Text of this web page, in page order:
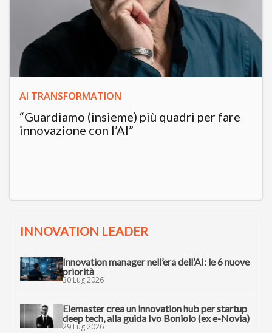
AI TRANSFORMATION
“Guardiamo (insieme) più quadri per fare
innovazione con l’AI”
INNOVATION LEADER
Innovation manager nell’era dell’AI: le 6 nuove
priorità
30 Lug 2026
Elemaster crea un innovation hub per startup
deep tech, alla guida Ivo Boniolo (ex e-Novia)
29 Lug 2026